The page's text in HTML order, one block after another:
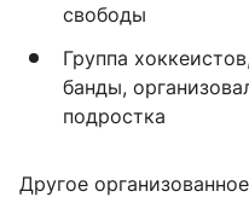
свободы
Группа
банды,
подростка
Другое